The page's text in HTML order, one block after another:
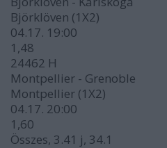
Björklöven (1X2)
04.17. 19:00
1,48
24462 H
Montpellier - Grenoble
Montpellier (1X2)
04.17. 20:00
1,60
Összes, 3.41 j, 34.1